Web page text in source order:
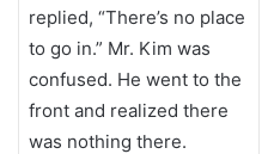
replied, “There’s no place
to go in.” Mr. Kim was
confused. He went to the
front and realized there
was nothing there.